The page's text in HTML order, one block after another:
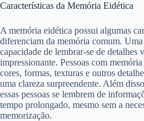
Características da Memória Eidética
A memória eidética possui algumas
diferenciam da memória comum.
capacidade de lembrar-se de detalhes
impressionante. Pessoas com
cores, formas, texturas e outros
uma clareza surpreendente. Além
essas pessoas se lembrem de
tempo prolongado, mesmo sem a
memorização.